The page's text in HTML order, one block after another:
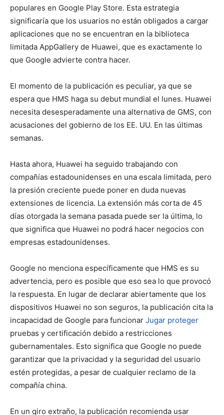
populares en Google Play Store. Esta estrategia
significaría que los usuarios no están obligados a cargar
aplicaciones que no se encuentran en la biblioteca
limitada AppGallery de Huawei, que es exactamente lo
que Google advierte contra hacer.
El momento de la publicación es peculiar, ya que se
espera que HMS haga su debut mundial el lunes. Huawei
necesita desesperadamente una alternativa de GMS, con
acusaciones del gobierno de los EE. UU. En las últimas
semanas.
Hasta ahora, Huawei ha seguido trabajando con
compañías estadounidenses en una escala limitada, pero
la presión creciente puede poner en duda nuevas
extensiones de licencia. La extensión más corta de 45
días otorgada la semana pasada puede ser la última, lo
que significa que Huawei no podrá hacer negocios con
empresas estadounidenses.
Google no menciona específicamente que HMS es su
advertencia, pero es posible que eso sea lo que provocó
la respuesta. En lugar de declarar abiertamente que los
dispositivos Huawei no son seguros, la publicación cita la
incapacidad de Google para funcionar Jugar proteger
pruebas y certificación debido a restricciones
gubernamentales. Esto significa que Google no puede
garantizar que la privacidad y la seguridad del usuario
estén protegidas, a pesar de cualquier reclamo de la
compañía china.
En un giro extraño, la publicación recomienda usar